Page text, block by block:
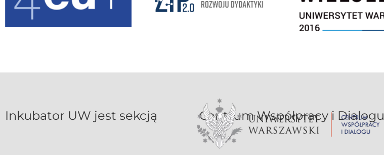
Inkubator UW jest sekcją Centrum Współpracy i Dialogu